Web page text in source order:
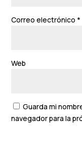
Correo electrónico *
Web
Guarda mi
navegador para la